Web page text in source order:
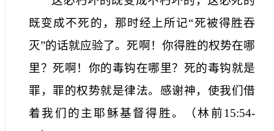
既变成不死的，那时经上所记“死被得胜吞
灭”的话就应验了。死啊！你得胜的权势在哪
里？死啊！你的毒钩在哪里？死的毒钩就是
罪，罪的权势就是律法。感谢神，使我们借
着我们的主耶稣基督得胜。（林前15:54-